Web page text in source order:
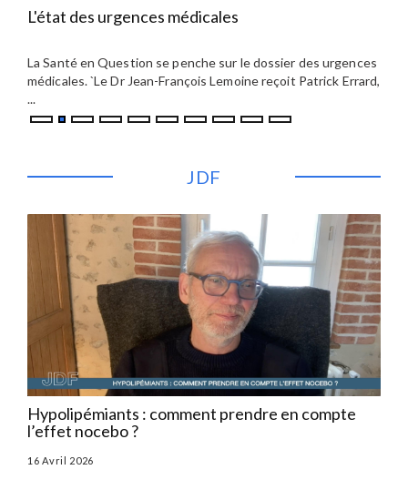
L'état des urgences médicales
La Santé en Question se penche sur le dossier des urgences
médicales. `Le Dr Jean-François Lemoine reçoit Patrick Errard,
...
JDF
Hypolipémiants : comment prendre en compte
l’effet nocebo ?
16 Avril 2026